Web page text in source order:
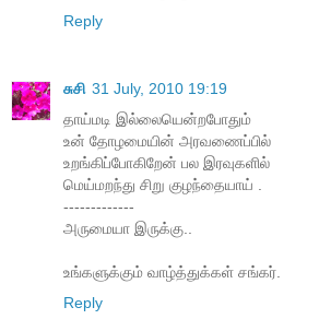
Reply
சுசி 31 July, 2010 19:19
தாய்மடி இல்லையென்றபோதும்
உன் தோழமையின் அரவணைப்பில்
உறங்கிப்போகிறேன் பல இரவுகளில்
மெய்மறந்து சிறு குழந்தையாய் .
-------------
அருமையா இருக்கு..
உங்களுக்கும் வாழ்த்துக்கள் சங்கர்.
Reply